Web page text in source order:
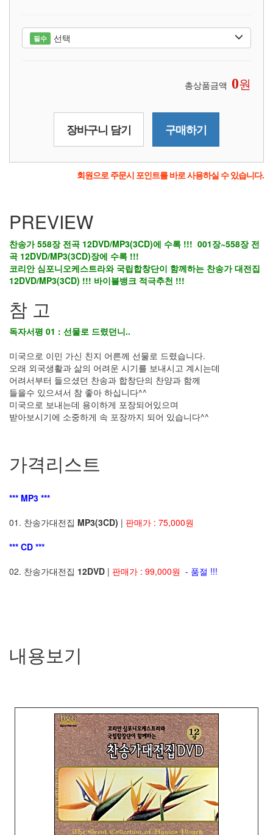
필수 선택
총상품금액 0원
장바구니 담기 구매하기
회원으로 주문시 포인트를 바로 사용하실 수 있습니다.
PREVIEW
찬송가 558장 전곡 12DVD/MP3(3CD)에 수록 !!! 001장~558장 전
곡 12DVD/MP3(3CD)장에 수록 !!!
코리안 심포니오케스트라와 국립합창단이 함께하는 찬송가 대전집
12DVD/MP3(3CD) !!! 바이블뱅크 적극추천 !!!
참 고
독자서평 01 : 선물로 드렸던니..
미국으로 이민 가신 친지 어른께 선물로 드렸습니다.
오래 외국생활과 삶의 어려운 시기를 보내시고 계시는데
어려서부터 들으셨던 찬송과 합창단의 찬양과 함께
들을수 있으셔서 참 좋아 하십니다^^
미국으로 보내는데 용이하게 포장되어있으며
받아보시기에 소중하게 속 포장까지 되어 있습니다^^
가격리스트
*** MP3 ***
01. 찬송가대전집 MP3(3CD) | 판매가 : 75,000원
*** CD ***
02. 찬송가대전집 12DVD | 판매가 : 99,000원 - 품절 !!!
내용보기